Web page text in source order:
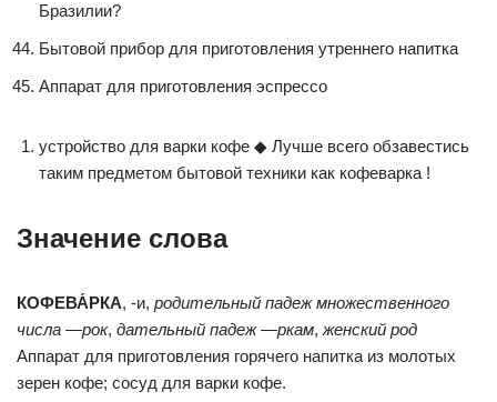
Бразилии?
Бытовой прибор для приготовления утреннего напитка
Аппарат для приготовления эспрессо
устройство для варки кофе ◆ Лучше всего обзавестись
таким предметом бытовой техники как кофеварка !
Значение слова
КОФЕВА́РКА, -и, родительный падеж множественного
числа —рок, дательный падеж—ркам, женский род
Аппарат для приготовления горячего напитка из молотых
зерен кофе; сосуд для варки кофе.